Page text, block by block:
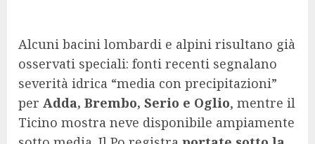
Alcuni bacini lombardi e alpini risultano già
osservati speciali: fonti recenti segnalano
severità idrica “media con precipitazioni”
per Adda, Brembo, Serio e Oglio, mentre il
Ticino mostra neve disponibile ampiamente